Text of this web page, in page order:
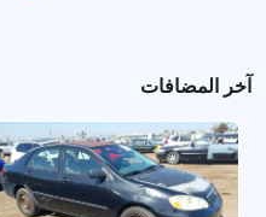
آخر المضافات